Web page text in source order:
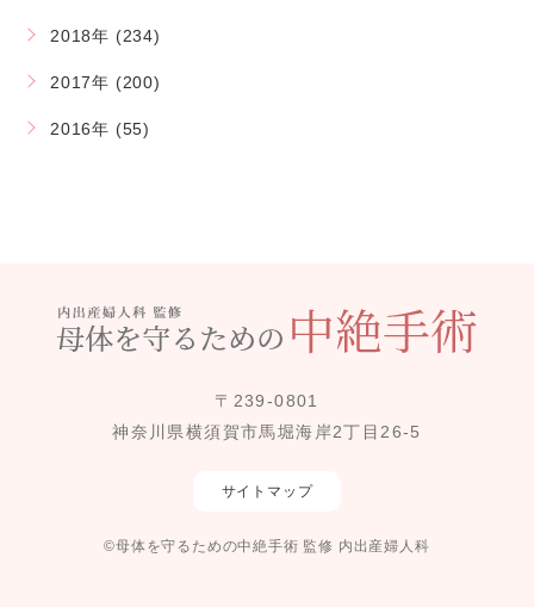
2018年 (234)
2017年 (200)
2016年 (55)
〒239-0801
神奈川県横須賀市馬堀海岸2丁目26-5
サイトマップ
©母体を守るための中絶手術 監修 内出産婦人科